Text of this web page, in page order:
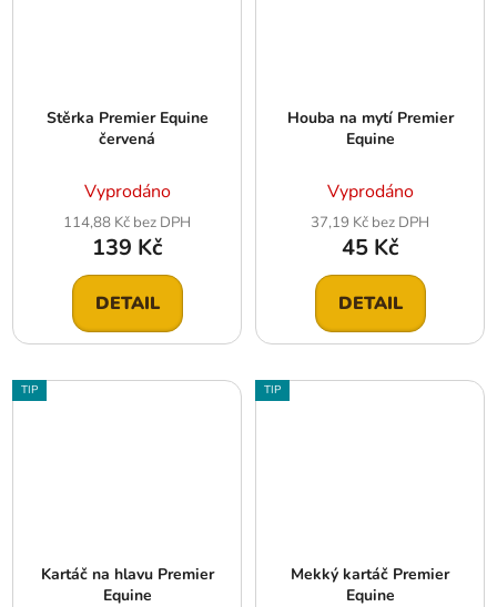
Stěrka Premier Equine
červená
Vyprodáno
114,88 Kč bez DPH
139 Kč
DETAIL
Houba na mytí Premier
Equine
Vyprodáno
37,19 Kč bez DPH
45 Kč
DETAIL
TIP
Kartáč na hlavu Premier
Equine
TIP
Mekký kartáč Premier
Equine